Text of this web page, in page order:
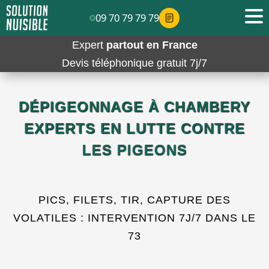
Expert partout en France
Devis téléphonique gratuit 7j/7
DÉPIGEONNAGE À CHAMBERY
EXPERTS EN LUTTE CONTRE
LES PIGEONS
PICS, FILETS, TIR, CAPTURE DES
VOLATILES : INTERVENTION 7J/7 DANS LE
73
09 70 79 79 79